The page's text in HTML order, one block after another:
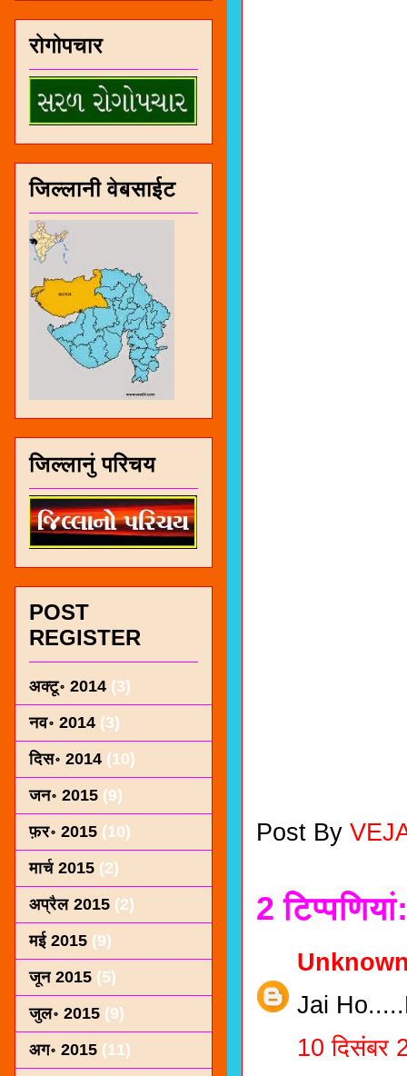
Post By
2 टिप्‍पणियां:
Jai
10 दिसंबर
रोगोपचार
जिल्लानी वेबसाईट
जिल्लानुं परिचय
POST
REGISTER
अक्टू॰ 2014 (3)
नव॰ 2014 (3)
दिस॰ 2014 (10)
जन॰ 2015 (9)
फ़र॰ 2015 (10)
मार्च 2015 (2)
अप्रैल 2015 (2)
मई 2015 (9)
जून 2015 (5)
जुल॰ 2015 (9)
अग॰ 2015 (11)